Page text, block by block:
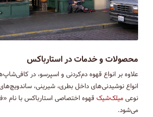
محصولات و خدمات در استارباکس
علاوه بر انواع قهوه دم‌کردنی و اسپرسو، در
انواع نوشیدنی‌های داخل بطری، شیرینی، ساندویچ‌های
نوعیمیلک‌شیکقهوه اختصاصی استارباکس با نام
می‌شود.